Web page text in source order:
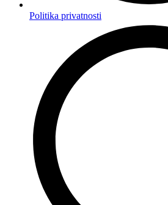
Politika privatnosti